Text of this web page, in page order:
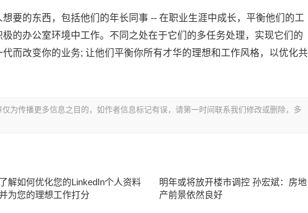
要的东西，包括他们的年长同事 -- 在职业生涯中成长，平衡他们的工
的办公室环境中工作。不同之处在于它们的多任务处理，实现它们的
而改变你的业务; 让他们平衡你所有才华的理想和工作风格，以优化共
为传播更多信息之目的，如作者信息标记有误，请第一时间联系我们修改或删除，多
了解如何优化您的LinkedIn个人资料
为您的理想工作打分
明年或将放开楼市调控 孙宏斌：房地
产前景依然良好